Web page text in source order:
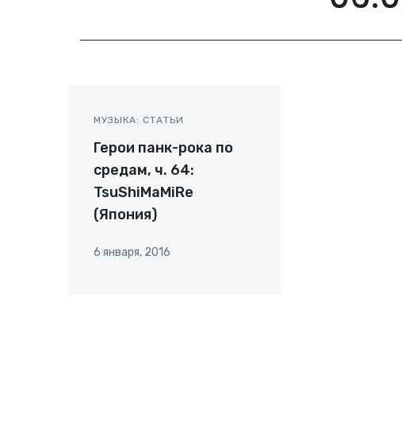
МУЗЫКА: СТАТЬИ
Герои панк-рока по
средам, ч. 64:
TsuShiMaMiRe
(Япония)
6 января, 2016